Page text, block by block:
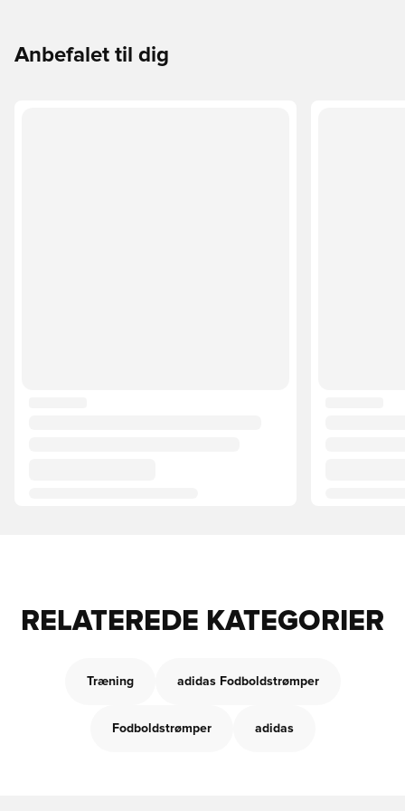
Anbefalet til dig
RELATEREDE KATEGORIER
Træning adidas Fodboldstrømper
Fodboldstrømper adidas